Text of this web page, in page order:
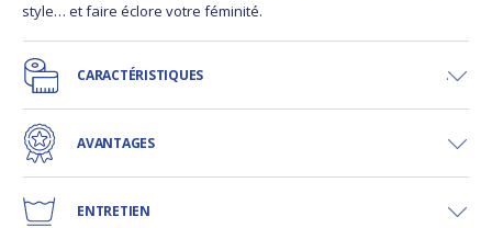
style… et faire éclore votre féminité.
CARACTÉRISTIQUES
AVANTAGES
ENTRETIEN